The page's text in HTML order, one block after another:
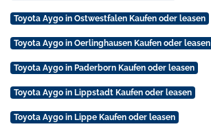
Toyota Aygo in Ostwestfalen Kaufen oder leasen
Toyota Aygo in Oerlinghausen Kaufen oder leasen
Toyota Aygo in Paderborn Kaufen oder leasen
Toyota Aygo in Lippstadt Kaufen oder leasen
Toyota Aygo in Lippe Kaufen oder leasen